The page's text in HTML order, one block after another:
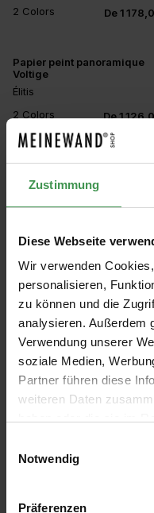
Zustimmung
Diese Webseite
Wir verwenden
personalisieren,
zu können und die
analysieren. Außerdem
Verwendung unserer
soziale Medien,
Partner führen diese
weiteren Daten
Notwendig
Präferenzen
2 Colors
De 1
Papier peint panoramique
Voltige
Élitis
2 Colors
De 1
Papier peint panoramique
Papier peint Roi des Aulnes
Isidore Leroy
2 Colors
De
Sand Waves Metallics
Coordonné
2 Colors
De 1
Coordonné